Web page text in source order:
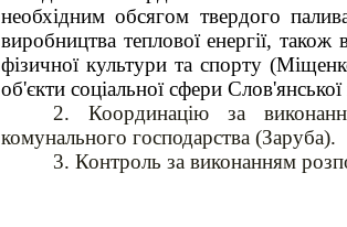
необхідним обсягом твердого
виробництва теплової енергії, також
фізичної культури та спорту
об'єкти соціальної сфери
2. Координацію за
комунального господарства (Заруба).
3. Контроль за виконанням